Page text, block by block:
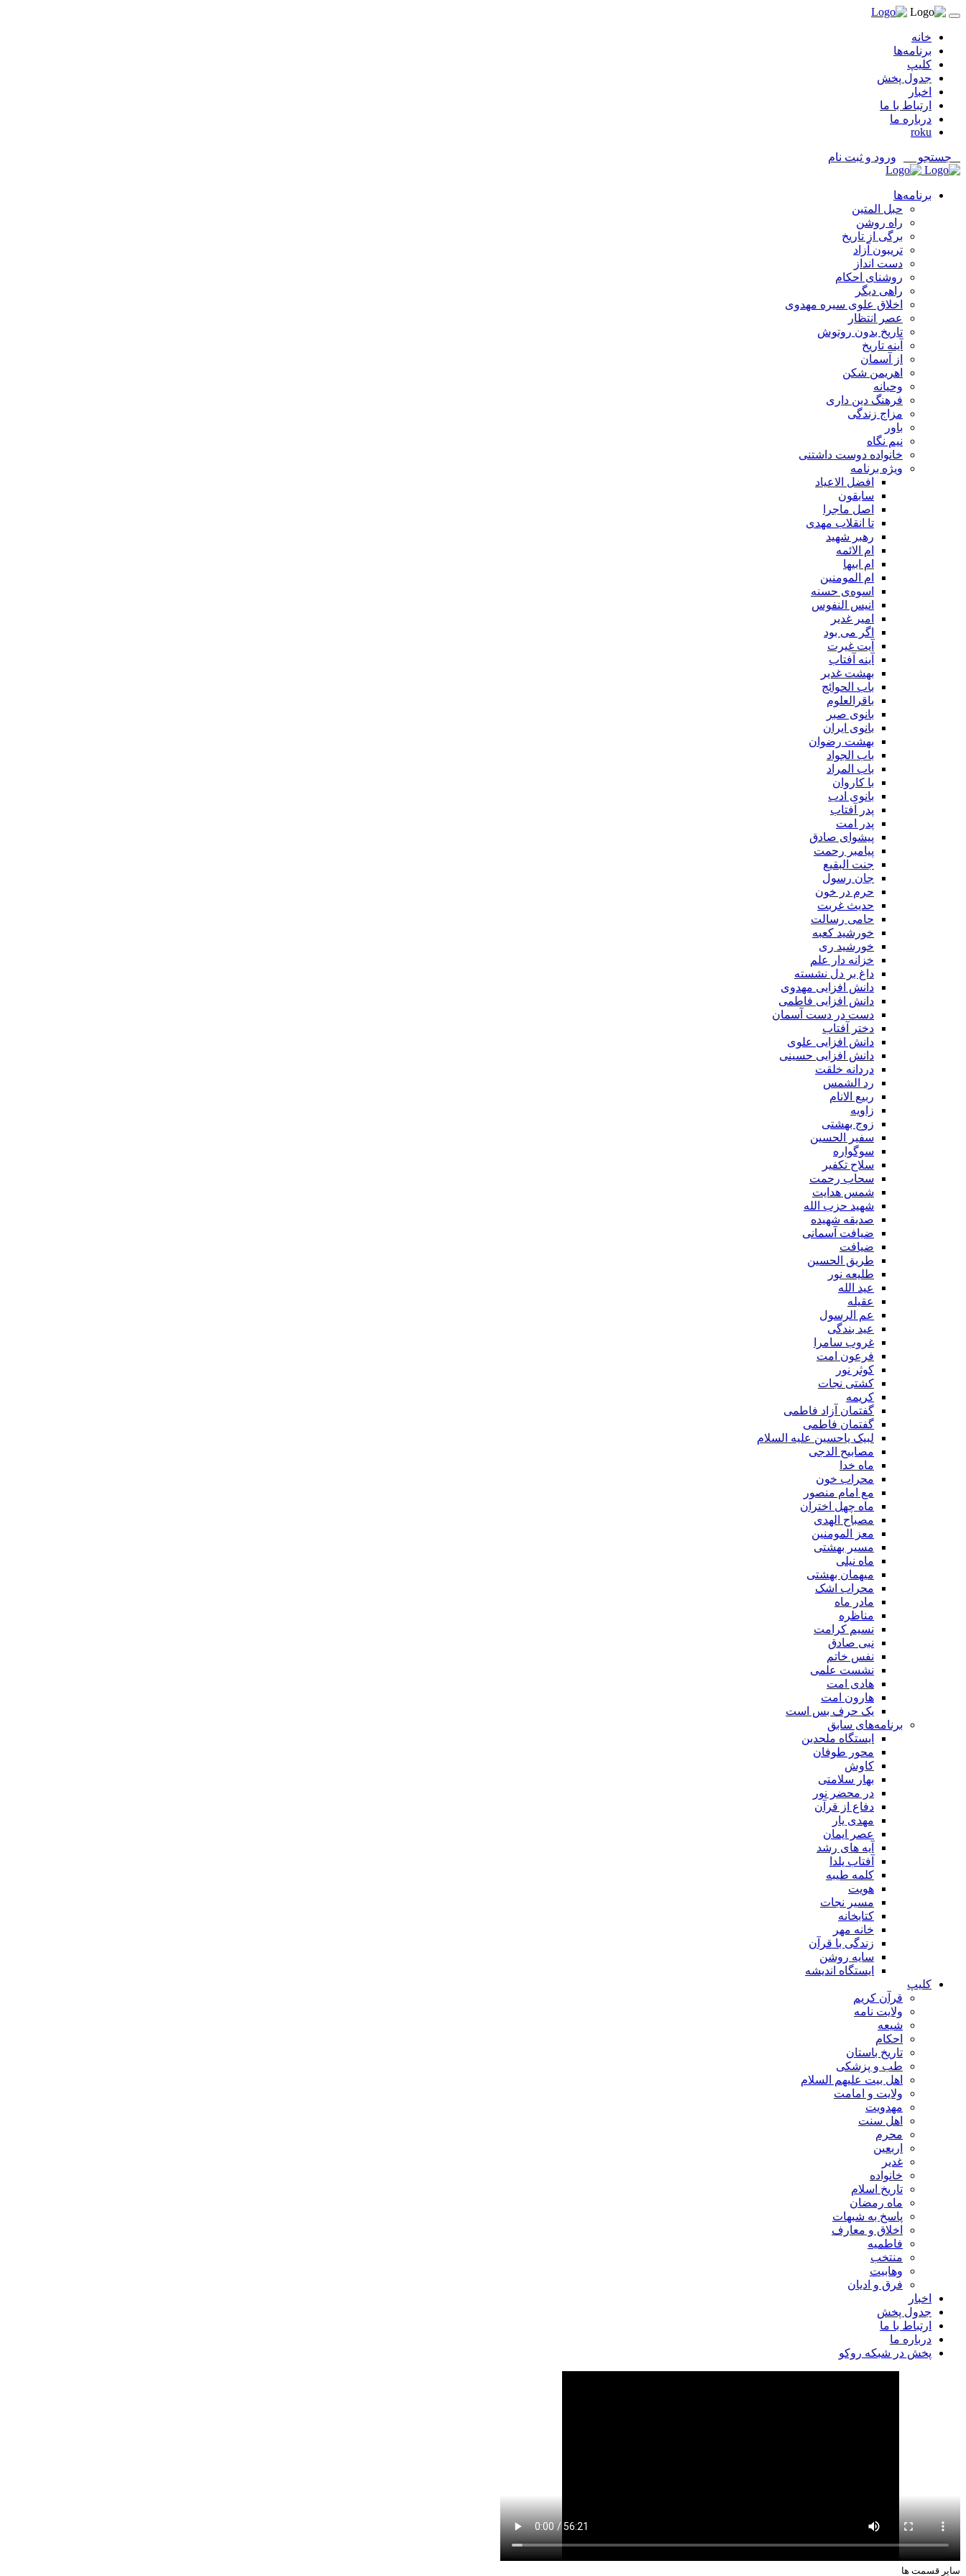
خانه
برنامه‌ها
کلیپ
جدول پخش
اخبار
ارتباط با ما
درباره ما
roku
جستجو ورود و ثبت نام
برنامه‌ها
حبل المتین
راه روشن
برگی از تاریخ
تریبون آزاد
دست انداز
روشنای احکام
راهی دیگر
اخلاق علوی سیره مهدوی
عصر انتظار
تاریخ بدون روتوش
آینه تاریخ
از آسمان
اهریمن شکن
وحیانه
فرهنگ دین داری
مزاج زندگی
باور
نیم نگاه
خانواده دوست داشتنی
ویژه برنامه
افضل الاعیاد
سابقون
اصل ماجرا
تا انقلاب مهدی
رهبر شهید
ام الائمه
ام ابیها
ام المومنین
اسوه‌ی حسنه
انیس النفوس
امیر غدیر
اگر می بود
آیت غیرت
آینه آفتاب
بهشت غدیر
باب الحوائج
باقرالعلوم
بانوی صبر
بانوی ایران
بهشت رضوان
باب الجواد
باب المراد
با کاروان
بانوی ادب
پدر آفتاب
پدر امت
پیشوای صادق
پیامبر رحمت
جنت البقیع
جان رسول
حرم در خون
حدیث غربت
حامی رسالت
خورشید کعبه
خورشید ری
خزانه دار علم
داغ بر دل نشسته
دانش افزایی مهدوی
دانش افزایی فاطمی
دست در دست آسمان
دختر آفتاب
دانش افزایی علوی
دانش افزایی حسینی
دردانه خلقت
رد الشمس
ربیع الانام
زاویه
زوج بهشتی
سفیر الحسین
سوگواره
سلاح تکفیر
سحاب رحمت
شمس هدایت
شهید حزب الله
صدیقه شهیده
ضیافت آسمانی
ضیافت
طریق الحسین
طلیعه نور
عید الله
عقیله
عم الرسول
عید بندگی
غروب سامرا
فرعون امت
کوثر نور
کشتی نجات
کریمه
گفتمان آزاد فاطمی
گفتمان فاطمی
لبیک یاحسین علیه السلام
مصابیح الدجی
ماه خدا
محراب خون
مع امام منصور
ماه چهل اختران
مصباح الهدی
معز المومنین
مسیر بهشتی
ماه نیلی
میهمان بهشتی
محراب اشک
مادر ماه
مناظره
نسیم کرامت
نبی صادق
نفس خاتم
نشست علمی
هادی امت
هارون امت
یک حرف بس است
برنامه‌های سابق
ایستگاه ملحدین
محور طوفان
کاوش
بهار سلامتی
در محضر نور
دفاع از قرآن
مهدی یار
عصر ایمان
آیه های رشد
آفتاب یلدا
کلمه طیبه
هویت
مسیر نجات
کتابخانه
خانه مهر
زندگی با قرآن
سایه روشن
ایستگاه اندیشه
کلیپ
قرآن کریم
ولایت نامه
شیعه
احکام
تاریخ باستان
طب و پزشکی
اهل بیت علیهم السلام
ولایت و امامت
مهدویت
اهل سنت
محرم
اربعین
غدیر
خانواده
تاریخ اسلام
ماه رمضان
پاسخ به شبهات
اخلاق و معارف
فاطمیه
منتخب
وهابیت
فرق و ادیان
اخبار
جدول پخش
ارتباط با ما
درباره ما
پخش در شبکه روکو
سایر قسمت ها